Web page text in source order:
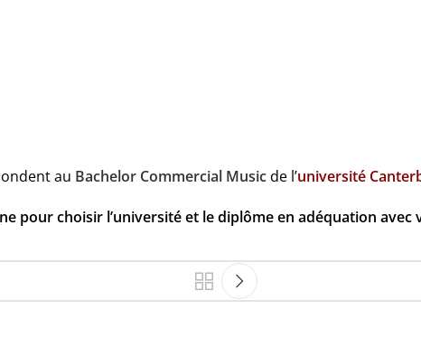
au Bachelor Commercial Musicde l’université
pour choisir l’université et le diplôme en adéquation